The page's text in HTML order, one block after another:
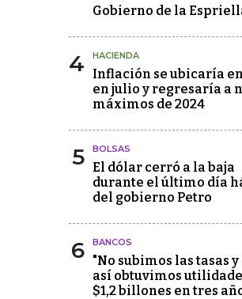
Gobierno de la
4 HACIENDA
Inflación se ubicaría en
en julio y regresaría a
máximos de 2024
5 BOLSAS
El dólar cerró a la baja
durante el último día
del gobierno Petro
6 BANCOS
"No subimos las tasas y
así obtuvimos
$1,2 billones en tres